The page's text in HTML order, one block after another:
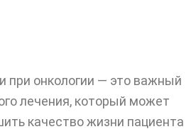
при онкологии — это важный
лечения, который может
качество жизни пациента